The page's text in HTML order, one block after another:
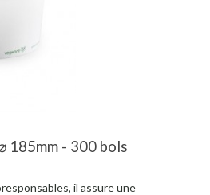
185mm - 300 bols
il assure une